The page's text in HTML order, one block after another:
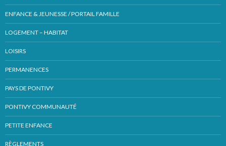
ENFANCE & JEUNESSE / PORTAIL FAMILLE
LOGEMENT – HABITAT
LOISIRS
PERMANENCES
PAYS DE PONTIVY
PONTIVY COMMUNAUTÉ
PETITE ENFANCE
RÈGLEMENTS